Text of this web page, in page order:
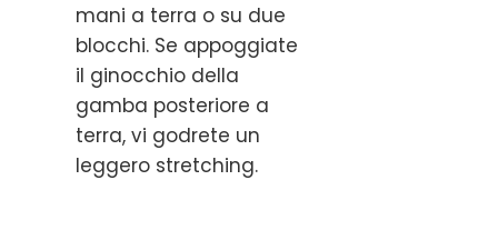
mani a terra o su due
blocchi. Se appoggiate
il ginocchio della
gamba posteriore a
terra, vi godrete un
leggero stretching.